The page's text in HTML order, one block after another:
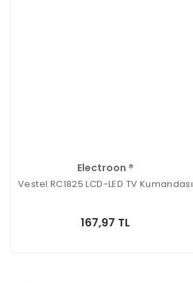
Electroon ®
Vestel RC1825 LCD-LED TV Kumandası
167,97 TL